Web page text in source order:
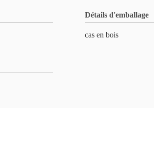
Détails d'emballage
cas en bois